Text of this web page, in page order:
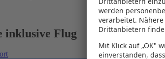
inklusive Flug